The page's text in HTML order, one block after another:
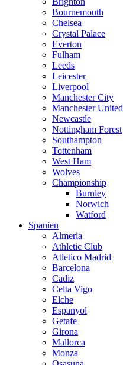
Bournemouth
Chelsea
Crystal Palace
Everton
Fulham
Leeds
Leicester
Liverpool
Manchester City
Manchester United
Newcastle
Nottingham Forest
Southampton
Tottenham
West Ham
Wolves
Championship
Burnley
Norwich
Watford
Spanien
Almeria
Athletic Club
Atletico Madrid
Barcelona
Cadiz
Celta Vigo
Elche
Espanyol
Getafe
Girona
Mallorca
Monza